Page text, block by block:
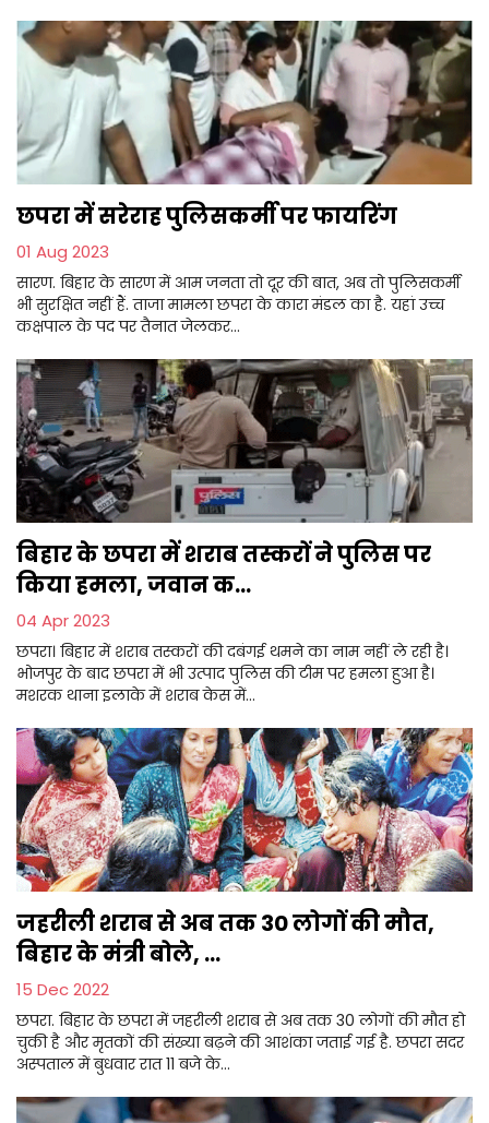
छपरा में सरेराह पुलिसकर्मी पर फायरिंग
01 Aug 2023
सारण. बिहार के सारण में आम जनता तो दूर की बात, अब तो पुलिसकर्मी
भी सुरक्षित नहीं हैं. ताजा मामला छपरा के कारा मंडल का है. यहां उच्च
कक्षपाल के पद पर तैनात जेलकर...
बिहार के छपरा में शराब तस्करों ने पुलिस पर
किया हमला, जवान क...
04 Apr 2023
छपरा। बिहार में शराब तस्करों की दबंगई थमने का नाम नहीं ले रही है।
भोजपुर के बाद छपरा में भी उत्पाद पुलिस की टीम पर हमला हुआ है।
मशरक थाना इलाके में शराब केस में...
जहरीली शराब से अब तक 30 लोगों की मौत,
बिहार के मंत्री बोले, ...
15 Dec 2022
छपरा. बिहार के छपरा में जहरीली शराब से अब तक 30 लोगों की मौत हो
चुकी है और मृतकों की संख्या बढ़ने की आशंका जताई गई है. छपरा सदर
अस्पताल में बुधवार रात 11 बजे के...